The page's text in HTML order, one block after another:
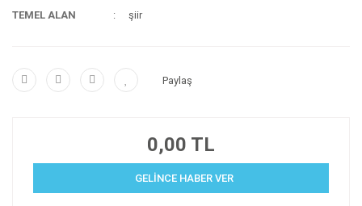
TEMEL ALAN
şiir
Paylaş
0,00 TL
GELİNCE HABER VER